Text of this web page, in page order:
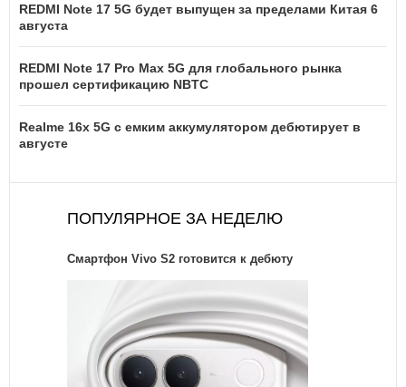
REDMI Note 17 5G будет выпущен за пределами Китая 6
августа
REDMI Note 17 Pro Max 5G для глобального рынка
прошел сертификацию NBTC
Realme 16x 5G с емким аккумулятором дебютирует в
августе
ПОПУЛЯРНОЕ ЗА НЕДЕЛЮ
Смартфон Vivo S2 готовится к дебюту